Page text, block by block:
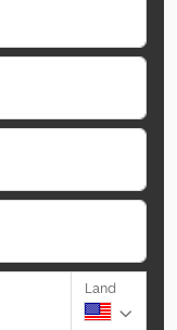
Land